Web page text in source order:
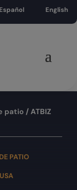
Español English
patio / ATBIZ
PATIO